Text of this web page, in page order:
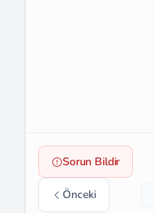
Sorun Bildir
Önceki